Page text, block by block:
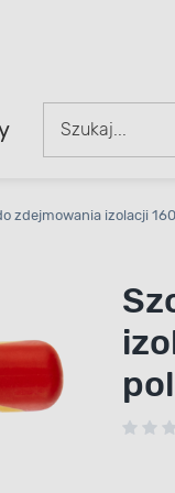
zdejmowania izolacji